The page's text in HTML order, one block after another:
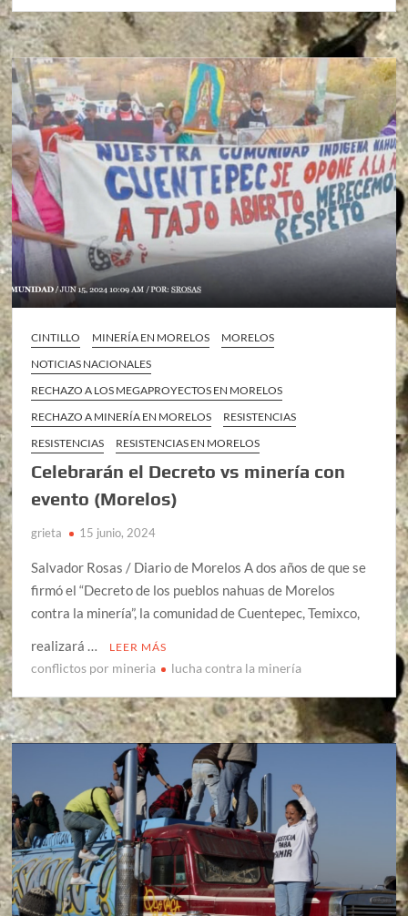
CINTILLO MINERÍA EN MORELOS
MORELOS
NOTICIAS NACIONALES
RECHAZO A LOS MEGAPROYECTOS EN MORELOS
RECHAZO A MINERÍA EN MORELOS
RESISTENCIAS
RESISTENCIAS
RESISTENCIAS EN MORELOS
Celebrarán el Decreto vs minería con
evento (Morelos)
grieta 15 junio, 2024
Salvador Rosas / Diario de Morelos A dos años de que se
firmó el “Decreto de los pueblos nahuas de Morelos
contra la minería”, la comunidad de Cuentepec, Temixco,
realizará …
LEER MÁS
conflictos por mineria lucha contra la minería